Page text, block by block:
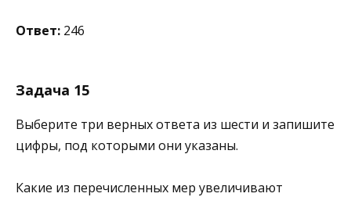
Ответ: 246
Задача 15
Выберите три верных ответа из шести и запишите
цифры, под которыми они указаны.
Какие из перечисленных мер увеличивают